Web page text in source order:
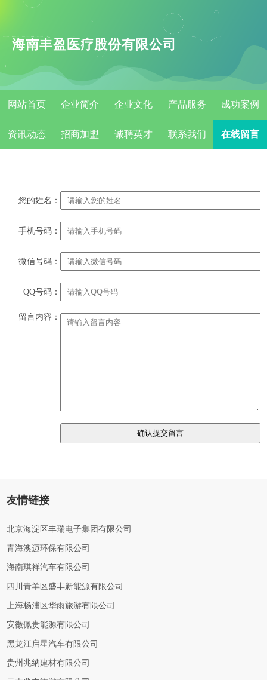
海南丰盈医疗股份有限公司
网站首页 企业简介 企业文化 产品服务 成功案例
资讯动态 招商加盟 诚聘英才 联系我们 在线留言
您的姓名：
手机号码：
微信号码：
QQ号码：
留言内容：
友情链接
北京海淀区丰瑞电子集团有限公司
青海澳迈环保有限公司
海南琪祥汽车有限公司
四川青羊区盛丰新能源有限公司
上海杨浦区华雨旅游有限公司
安徽佩贵能源有限公司
黑龙江启星汽车有限公司
贵州兆纳建材有限公司